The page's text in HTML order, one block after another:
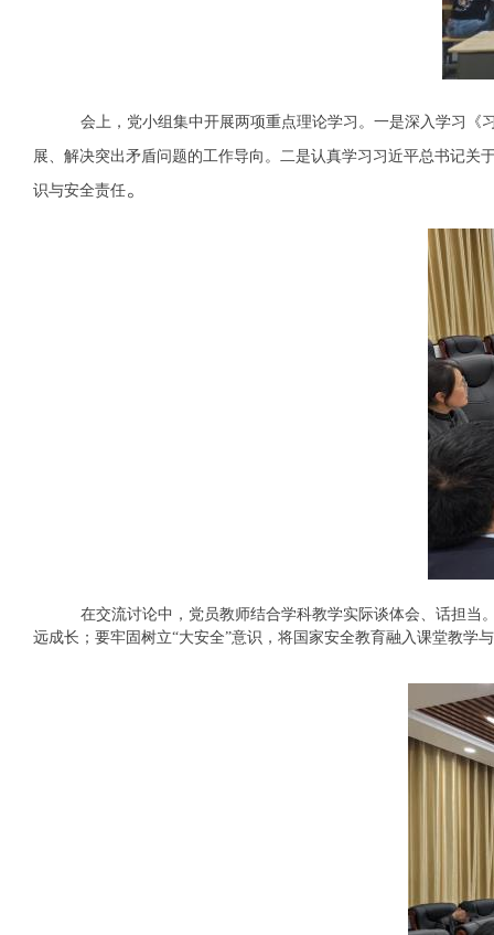
会上，党小组集中开展两项重点理论学习。一是深入学习《
展、解决突出矛盾问题的工作导向。二是认真学习习近平总书记
识与安全责任。
在交流讨论中，党员教师结合学科教学实际谈体会、话担当
远成长；要牢固树立“大安全”意识，将国家安全教育融入课堂教